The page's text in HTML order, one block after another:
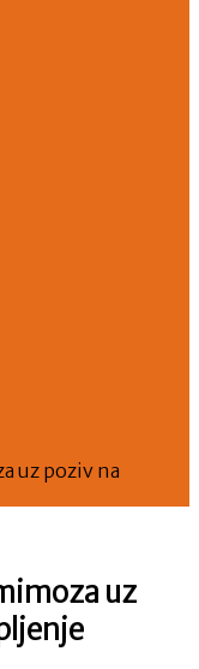
uz poziv na
uz